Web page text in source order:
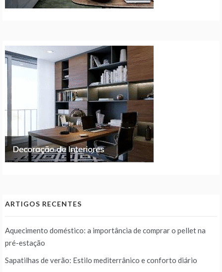
ARTIGOS RECENTES
Aquecimento doméstico: a importância de comprar o pellet na
pré-estação
Sapatilhas de verão: Estilo mediterrânico e conforto diário